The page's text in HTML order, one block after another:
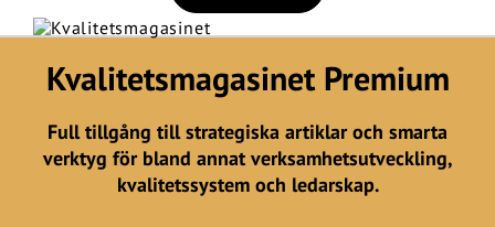
Kvalitetsmagasinet Premium
Full tillgång till strategiska artiklar och smarta
verktyg för bland annat verksamhetsutveckling,
kvalitetssystem och ledarskap.